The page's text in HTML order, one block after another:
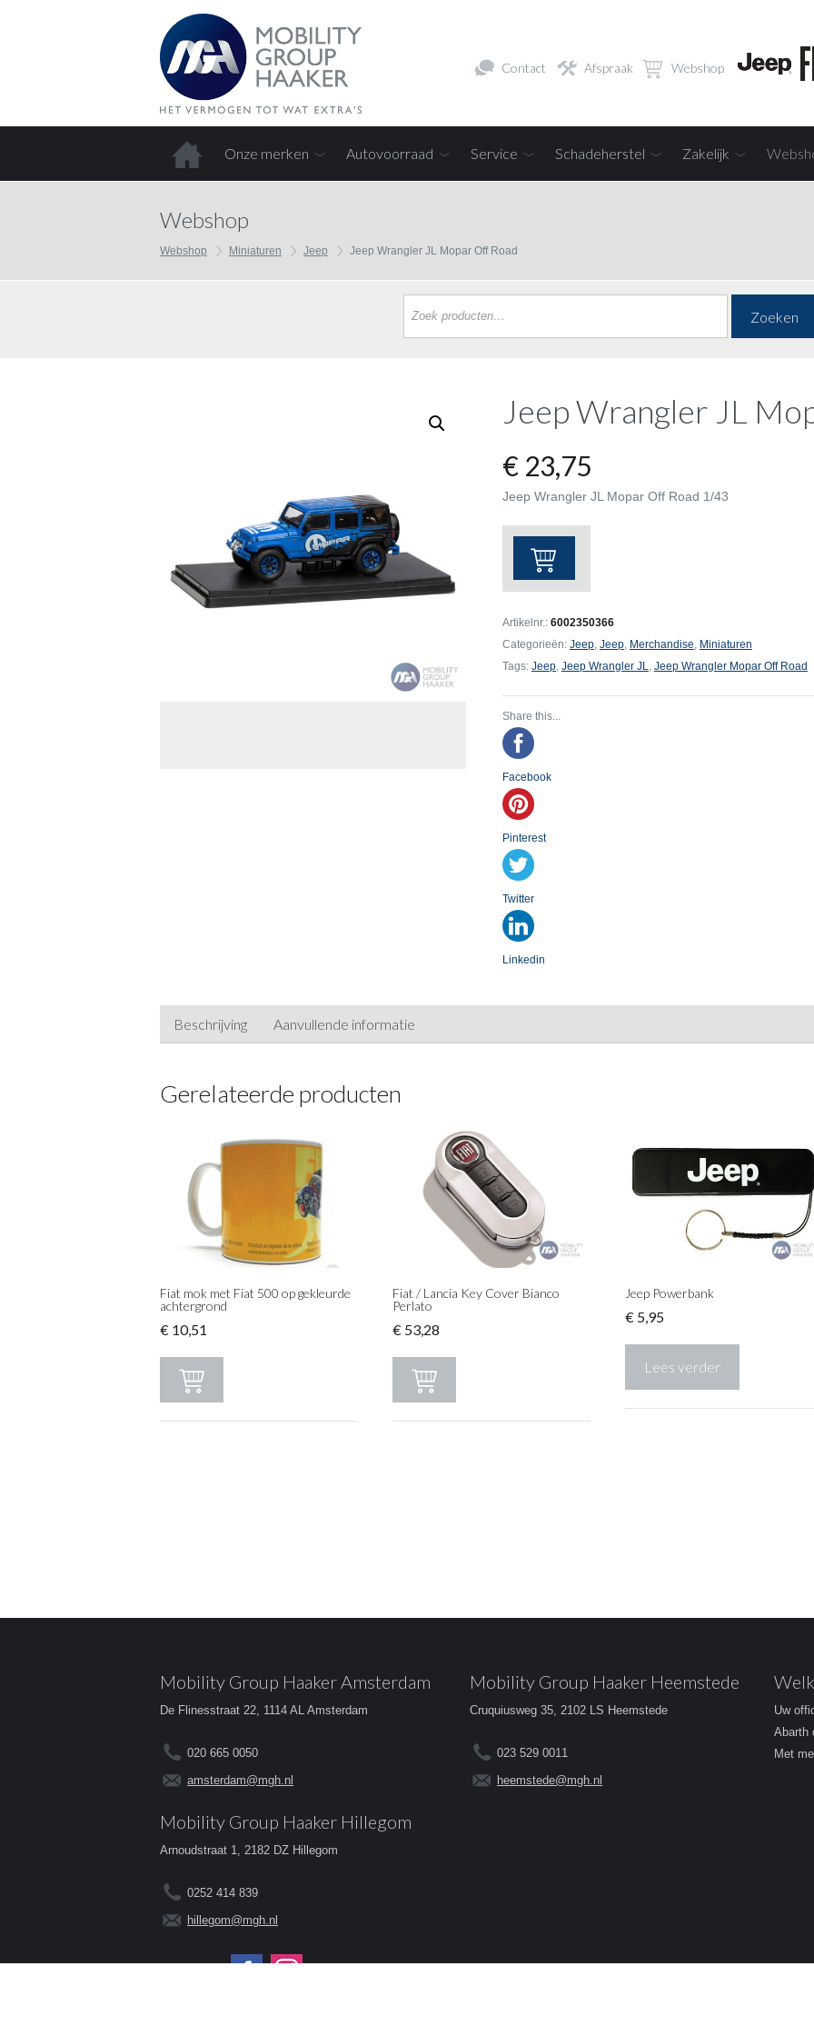
Contact Afspraak Webshop
Onze merken Autovoorraad Service Schadeherstel Zakelijk
Webshop
Webshop Miniaturen Jeep Jeep Wrangler JL Mopar Off Road
Zoeken
Jeep Wrangler JL
€23,75
Jeep Wrangler JL Mopar Off Road 1/43
Jeep
Wrangler
JL
Artikelnr.: 6002350366
Categorieën: Jeep, Jeep, Merchandise Miniaturen
Tags: Jeep, Jeep Wrangler JL Jeep Wrangler Mopar Off Road
Share this...
Facebook
Pinterest
Twitter
Linkedin
Beschrijving Aanvullende informatie
Gerelateerde producten
Fiat mok met Fiat 500 op gekleurde
achtergrond
€ 10,51
Fiat / Lancia Key Cover Bianco
Perlato
€53,28
Jeep Powerbank
€5,95
Lees verder
Mobility Group Haaker Amsterdam
De Flinesstraat 22, 1114 AL Amsterdam
020 665 0050
amsterdam@mgh.nl
Mobility Group Haaker Heemstede
Cruquiusweg 35, 2102 LS Heemstede
023 529 0011
heemstede@mgh.nl
Mobility Group Haaker Hillegom
Arnoudstraat 1, 2182 DZ Hillegom
0252 414 839
hillegom@mgh.nl
Volg ons op:
Uw
Abarth
Met